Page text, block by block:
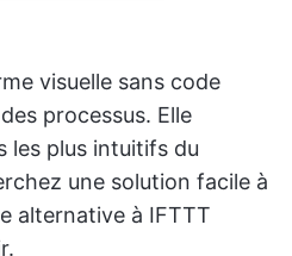
visuelle sans code
processus. Elle
les plus intuitifs du
une solution facile à
alternative à IFTTT